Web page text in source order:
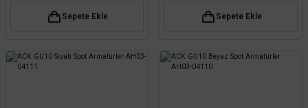
Sepete Ekle Sepete Ekle